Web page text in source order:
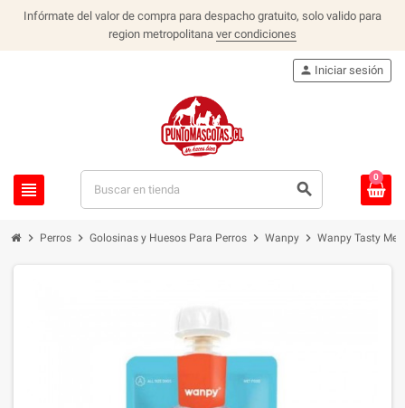
Infórmate del valor de compra para despacho gratuito, solo valido para
region metropolitana ver condiciones
view_headline search
person Iniciar sesión
0
chevron_right Perros chevron_right Golosinas y Huesos Para Perros chevron_right Wanpy chevron_right Wanpy Tasty